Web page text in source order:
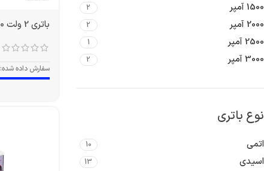
1500 آمپر 2
2000 آمپر 2
2500 آمپر 1
3000 آمپر 2
نوع باتری
اتمی 10
اسیدی 13
باتری 2 ولت 350 آمپر OPZS
سفارش داده شده: